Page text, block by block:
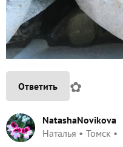
Ответить ✿
NatashaNovikova
Наталья
Томск